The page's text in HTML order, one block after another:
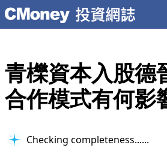
青櫟資本入股德
合作模式有何影
Checking completeness...